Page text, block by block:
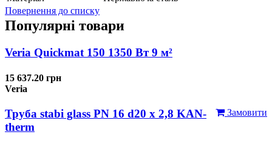
Повернення до списку
Популярні товари
Veria Quickmat 150 1350 Вт 9 м²
15 637.20 грн
Veria
Замовити
Труба stabi glass PN 16 d20 х 2,8 KAN-
therm